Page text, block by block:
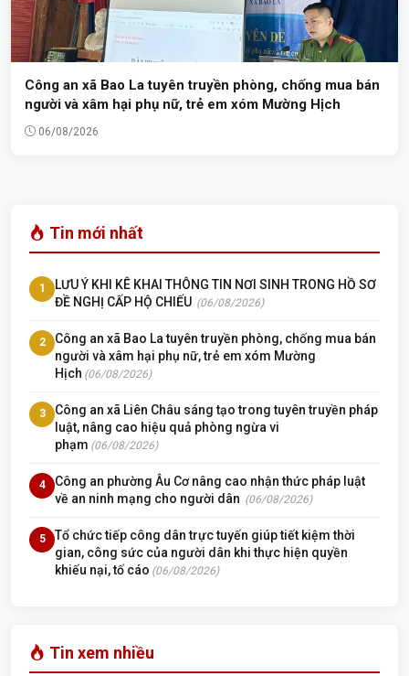
Công an xã Bao La tuyên truyền phòng, chống mua bán
người và xâm hại phụ nữ, trẻ em xóm Mường Hịch
06/08/2026
Tin mới nhất
1
LƯU Ý KHI KÊ KHAI THÔNG TIN NƠI SINH TRONG HỒ SƠ
ĐỀ NGHỊ CẤP HỘ CHIẾU (06/08/2026)
2
Công an xã Bao La tuyên truyền phòng, chống mua bán
người và xâm hại phụ nữ, trẻ em xóm Mường
Hịch (06/08/2026)
3
Công an xã Liên Châu sáng tạo trong tuyên truyền pháp
luật, nâng cao hiệu quả phòng ngừa vi
phạm (06/08/2026)
4
Công an phường Âu Cơ nâng cao nhận thức pháp luật
về an ninh mạng cho người dân (06/08/2026)
5
Tổ chức tiếp công dân trực tuyến giúp tiết kiệm thời
gian, công sức của người dân khi thực hiện quyền
khiếu nại, tố cáo (06/08/2026)
Tin xem nhiều